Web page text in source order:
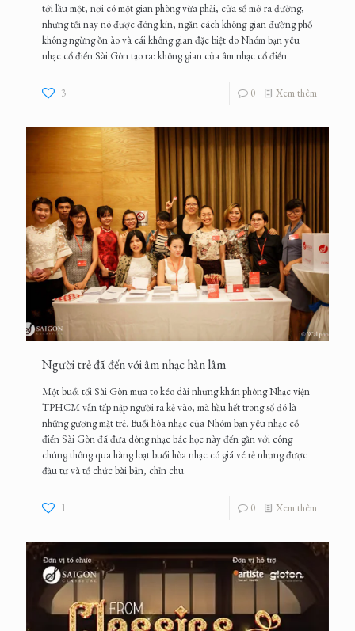
tới lầu một, nơi có một gian phòng vừa phải, cửa sổ mở ra đường,
nhưng tối nay nó được đóng kín, ngăn cách không gian đường phố
không ngừng ồn ào và cái không gian đặc biệt do Nhóm bạn yêu
nhạc cổ điển Sài Gòn tạo ra: không gian của âm nhạc cổ điển.
3 0 Xem thêm
Người trẻ đã đến với âm nhạc hàn lâm
Một buổi tối Sài Gòn mưa to kéo dài nhưng khán phòng Nhạc viện
TPHCM vẫn tấp nập người ra kẻ vào, mà hầu hết trong số đó là
những gương mặt trẻ. Buổi hòa nhạc của Nhóm bạn yêu nhạc cổ
điển Sài Gòn đã đưa dòng nhạc bác học này đến gần với công
chúng thông qua hàng loạt buổi hòa nhạc có giá vé rẻ nhưng được
đầu tư và tổ chức bài bản, chỉn chu.
1 0 Xem thêm